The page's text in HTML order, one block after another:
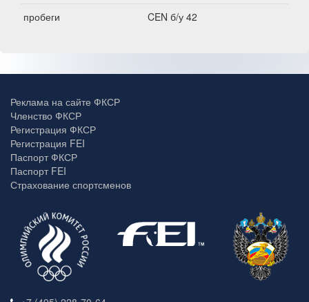
пробеги
CEN б/у 42
Реклама на сайте ФКСР
Членство ФКСР
Регистрация ФКСР
Регистрация FEI
Паспорт ФКСР
Паспорт FEI
Страхование спортсменов